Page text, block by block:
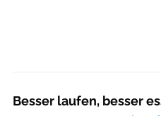
Besser laufen, besser